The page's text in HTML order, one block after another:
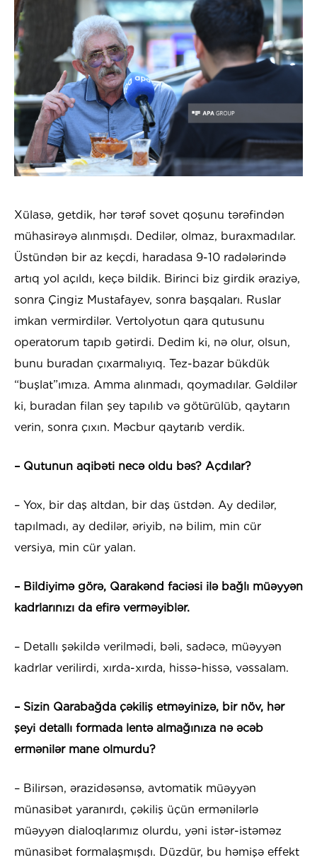
Xülasə, getdik, hər tərəf sovet qoşunu tərəfindən
mühasirəyə alınmışdı. Dedilər, olmaz, buraxmadılar.
Üstündən bir az keçdi, haradasa 9-10 radələrində
artıq yol açıldı, keçə bildik. Birinci biz girdik əraziyə,
sonra Çingiz Mustafayev, sonra başqaları. Ruslar
imkan vermirdilər. Vertolyotun qara qutusunu
operatorum tapıb gətirdi. Dedim ki, nə olur, olsun,
bunu buradan çıxarmalıyıq. Tez-bazar bükdük
“buşlat”ımıza. Amma alınmadı, qoymadılar. Gəldilər
ki, buradan filan şey tapılıb və götürülüb, qaytarın
verin, sonra çıxın. Məcbur qaytarıb verdik.
– Qutunun aqibəti necə oldu bəs? Açdılar?
– Yox, bir daş altdan, bir daş üstdən. Ay dedilər,
tapılmadı, ay dedilər, əriyib, nə bilim, min cür
versiya, min cür yalan.
– Bildiyimə görə, Qarakənd faciəsi ilə bağlı müəyyən
kadrlarınızı da efirə verməyiblər.
– Detallı şəkildə verilmədi, bəli, sadəcə, müəyyən
kadrlar verilirdi, xırda-xırda, hissə-hissə, vəssalam.
– Sizin Qarabağda çəkiliş etməyinizə, bir növ, hər
şeyi detallı formada lentə almağınıza nə əcəb
ermənilər mane olmurdu?
– Bilirsən, ərazidəsənsə, avtomatik müəyyən
münasibət yaranırdı, çəkiliş üçün ermənilərlə
müəyyən dialoqlarımız olurdu, yəni istər-istəməz
münasibət formalaşmışdı. Düzdür, bu həmişə effekt